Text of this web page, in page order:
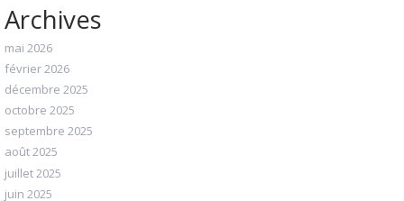
Archives
mai 2026
février 2026
décembre 2025
octobre 2025
septembre 2025
août 2025
juillet 2025
juin 2025